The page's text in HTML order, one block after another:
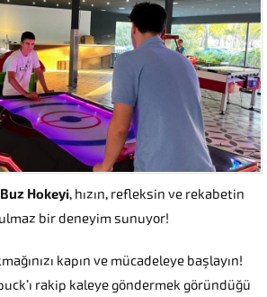
Buz Hokeyi, hızın, refleksin ve rekabetin
bir deneyim sunuyor!
kapın ve mücadeleye başlayın!
rakip kaleye göndermek göründüğü